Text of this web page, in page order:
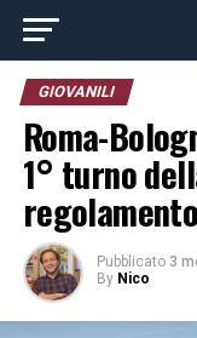
GIOVANILI
Roma-
1° turno
Pubblicato 3
By Nico